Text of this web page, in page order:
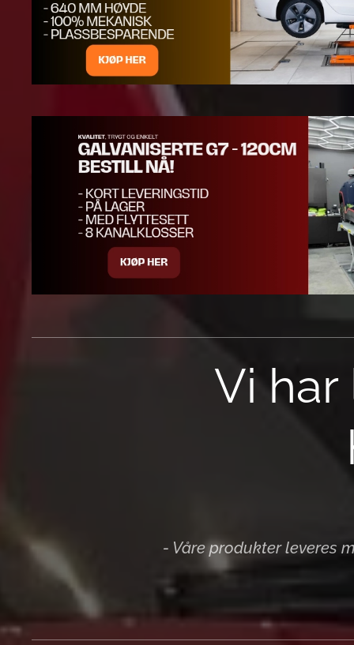
Vi
- Våre produkter leveres